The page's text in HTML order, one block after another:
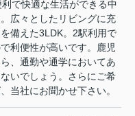
で快適な生活ができる中
広々としたリビングに充
備えた3LDK。2駅利用で
利便性が高いです。鹿児
、通勤や通学においてあ
いでしょう。さらにご希
当社にお聞かせ下さい。